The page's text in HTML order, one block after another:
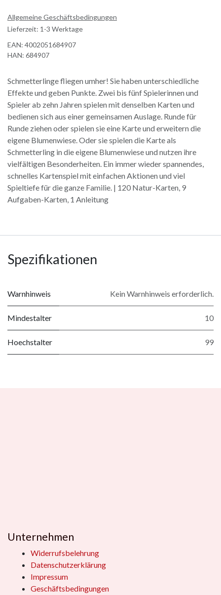
Allgemeine Geschäftsbedingungen
Lieferzeit: 1-3 Werktage
EAN: 4002051684907
HAN: 684907
Schmetterlinge fliegen umher! Sie haben unterschiedliche
Effekte und geben Punkte. Zwei bis fünf Spielerinnen und
Spieler ab zehn Jahren spielen mit denselben Karten und
bedienen sich aus einer gemeinsamen Auslage. Runde für
Runde ziehen oder spielen sie eine Karte und erweitern die
eigene Blumenwiese. Oder sie spielen die Karte als
Schmetterling in die eigene Blumenwiese und nutzen ihre
vielfältigen Besonderheiten. Ein immer wieder spannendes,
schnelles Kartenspiel mit einfachen Aktionen und viel
Spieltiefe für die ganze Familie. | 120 Natur-Karten, 9
Aufgaben-Karten, 1 Anleitung
Spezifikationen
Warnhinweis Kein Warnhinweis erforderlich.
Mindestalter 10
Hoechstalter 99
Unternehmen
Widerrufsbelehrung
Datenschutzerklärung
Impressum
Geschäftsbedingungen